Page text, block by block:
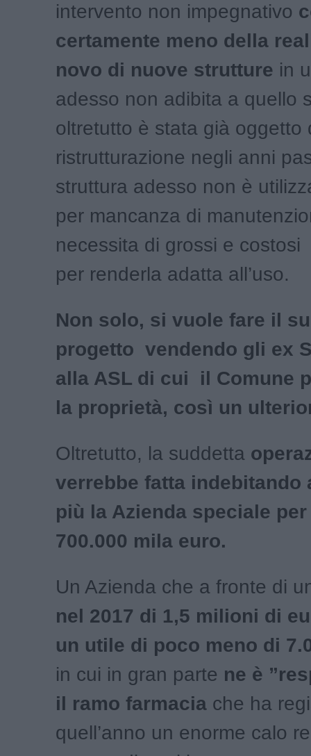
intervento non impegnativo
certamente meno della
novo di nuove strutture in
adesso non adibita a quello
oltretutto è stata già oggetto
ristrutturazione negli anni
struttura adesso non è
per mancanza di
necessita di grossi e costosi
per renderla adatta all’uso.
Non solo, si vuole fare il
progetto vendendo gli ex
alla ASL di cui il Comune
la proprietà, così un
Oltretutto, la suddetta
verrebbe fatta indebitando
più la Azienda speciale
700.000 mila euro.
Un Azienda che a fronte di
nel 2017 di 1,5 milioni di
un utile di poco meno di
in cui in gran parte ne è
il ramo farmacia che ha
quell’anno un enorme calo